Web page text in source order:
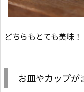
どちらもとても美味！
お皿やカップが